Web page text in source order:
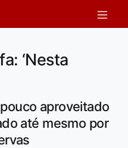
‘Nesta
aproveitado
até mesmo por